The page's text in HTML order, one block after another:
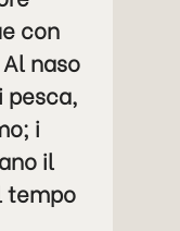
con
naso
pesca,
i
il
tempo